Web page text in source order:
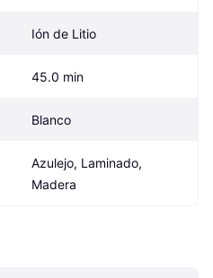
Ión de Litio
45.0 min
Blanco
Azulejo, Laminado,
Madera